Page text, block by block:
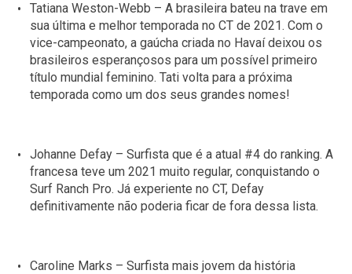
Tatiana Weston-Webb – A brasileira bateu na trave em
sua última e melhor temporada no CT de 2021. Com o
vice-campeonato, a gaúcha criada no Havaí deixou os
brasileiros esperançosos para um possível primeiro
título mundial feminino. Tati volta para a próxima
temporada como um dos seus grandes nomes!
Johanne Defay – Surfista que é a atual #4 do ranking. A
francesa teve um 2021 muito regular, conquistando o
Surf Ranch Pro. Já experiente no CT, Defay
definitivamente não poderia ficar de fora dessa lista.
Caroline Marks – Surfista mais jovem da história